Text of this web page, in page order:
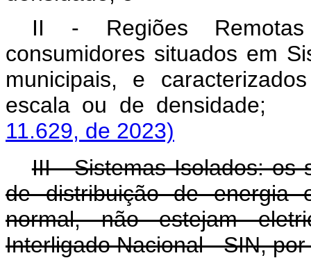
II - Regiões
consumidores situados em
municipais, e
escala ou de
11.629, de 2023)
III - Sistemas Isolados: os
de distribuição de energia
normal, não estejam
Interligado Nacional - SIN,